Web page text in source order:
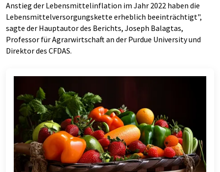
Anstieg der Lebensmittelinflation im Jahr 2022 haben die
Lebensmittelversorgungskette erheblich beeinträchtigt",
sagte der Hauptautor des Berichts, Joseph Balagtas,
Professor für Agrarwirtschaft an der Purdue University und
Direktor des CFDAS.